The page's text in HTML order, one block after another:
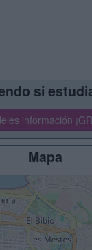
si
información
Mapa